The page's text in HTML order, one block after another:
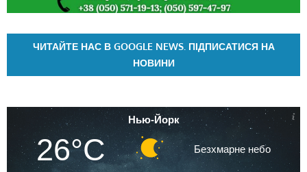
ЧИТАЙТЕ НАС В GOOGLE NEWS. ПІДПИСАТИСЯ НА
НОВИНИ
Нью-Йорк
26°C Безхмарне небо